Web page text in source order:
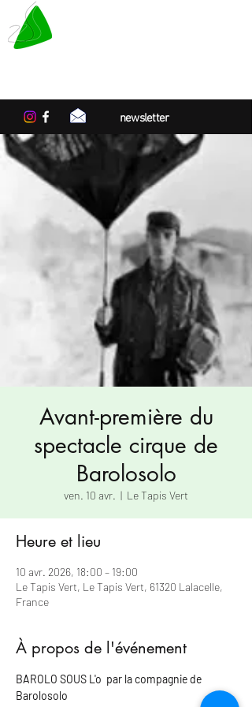
newsletter
Avant-première du
spectacle cirque de
Barolosolo
ven. 10 avr.
  |
Le Tapis Vert
Heure et lieu
10 avr. 2026, 18:00 – 19:00
Le Tapis Vert, Le Tapis Vert, 61320 Lalacelle,
France
À propos de l'événement
BAROLO SOUS L'o  par la compagnie de